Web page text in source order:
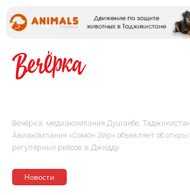
Вечёрка: медиакомпания Душанбе, Таджикистан
Авиакомпания «Сомон Эйр» объявляет об
регулярных рейсов в Джидду
Новости